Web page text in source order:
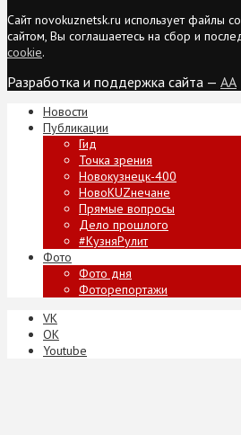
Сайт novokuznetsk.ru использует файлы
сайтом, Вы соглашаетесь на сбор и
cookie.
Разработка и поддержка сайта — AA
Новости
Публикации
Гид
Точка зрения
Новокузнецк-400
НовоKUZнечане
Прямые вопросы
Дело прошлого
#КузняРулит
Фото
Фото дня
Фоторепортажи
VK
ОК
Youtube